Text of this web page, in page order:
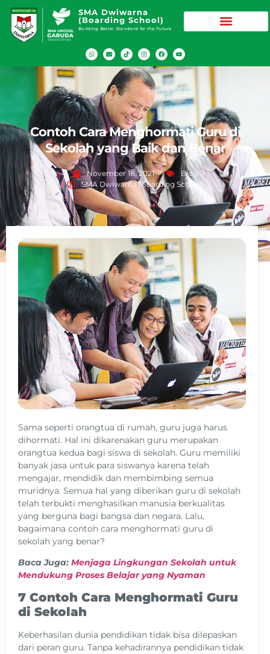
SMA Dwiwarna
(Boarding School)
Building Better Standard for the Future
Contoh Cara Menghormati Guru di
Sekolah yang Baik dan Benar
November 18, 2021
Blog
SMA Dwiwarna (Boarding School)
Sama seperti orangtua di rumah, guru juga harus
dihormati. Hal ini dikarenakan guru merupakan
orangtua kedua bagi siswa di sekolah. Guru memiliki
banyak jasa untuk para siswanya karena telah
mengajar, mendidik dan membimbing semua
muridnya. Semua hal yang diberikan guru di sekolah
telah terbukti menghasilkan manusia berkualitas
yang berguna bagi bangsa dan negara. Lalu,
bagaimana contoh cara menghormati guru di
sekolah yang benar?
Baca Juga: Menjaga Lingkungan Sekolah untuk
Mendukung Proses Belajar yang Nyaman
7 Contoh Cara Menghormati Guru
di Sekolah
Keberhasilan dunia pendidikan tidak bisa dilepaskan
dari peran guru. Tanpa kehadirannya pendidikan tidak